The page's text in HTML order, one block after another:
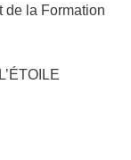
de la Formation